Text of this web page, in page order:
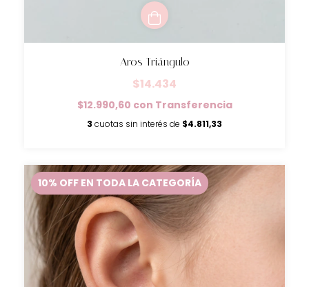
Aros Triángulo
$14.434
$12.990,60 con Transferencia
3 cuotas sin interés de $4.811,33
10% OFF EN TODA LA CATEGORÍA